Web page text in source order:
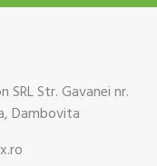
SRL Str. Gavanei nr.
Dambovita